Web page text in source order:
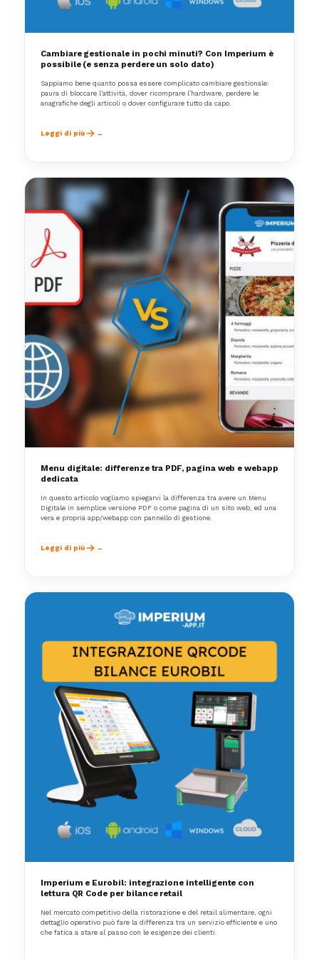
Cambiare gestionale in pochi minuti? Con Imperium è
possibile (e senza perdere un solo dato)
Sappiamo bene quanto possa essere complicato cambiare gestionale:
paura di bloccare l’attività, dover ricomprare l’hardware, perdere le
anagrafiche degli articoli o dover configurare tutto da capo.
Leggi di più
Menu digitale: differenze tra PDF, pagina web e webapp
dedicata
In questo articolo vogliamo spiegarvi la differenza tra avere un Menu
Digitale in semplice versione PDF o come pagina di un sito web, ed una
vera e propria app/webapp con pannello di gestione.
Leggi di più
Imperium e Eurobil: integrazione intelligente con
lettura QR Code per bilance retail
Nel mercato competitivo della ristorazione e del retail alimentare, ogni
dettaglio operativo può fare la differenza tra un servizio efficiente e uno
che fatica a stare al passo con le esigenze dei clienti.